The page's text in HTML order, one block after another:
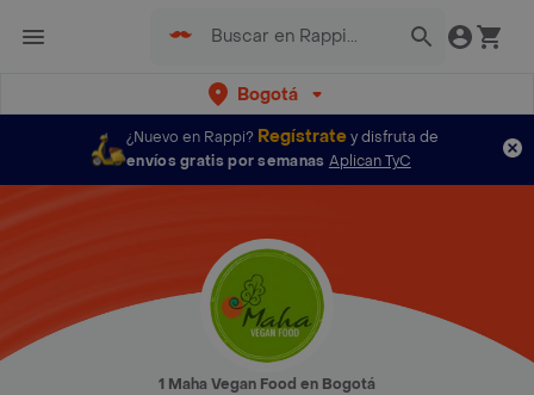
Bogotá
¿Nuevo en Rappi? Regístratey disfruta de
envíos gratis por semanas Aplican TyC
1 Maha Vegan Food en Bogotá